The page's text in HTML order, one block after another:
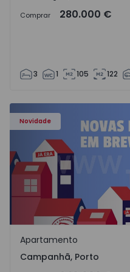
Comprar 280.000 €
3 1 105 122
Novidade
Apartamento T3 Porto,
Campanhã, Porto
Apartamento
Campanhã, Porto